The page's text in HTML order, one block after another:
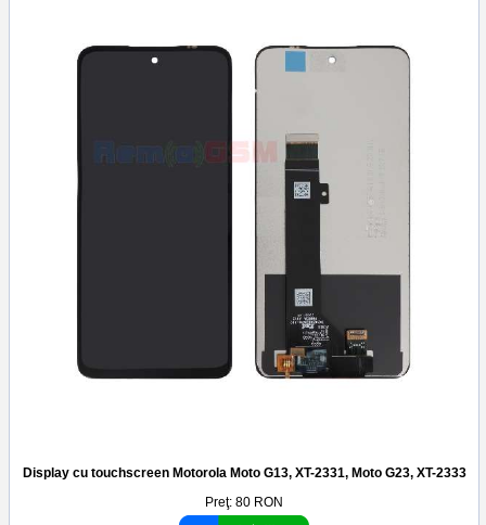
Display cu touchscreen Motorola Moto G13, XT-2331, Moto G23, XT-2333
Preţ: 80 RON